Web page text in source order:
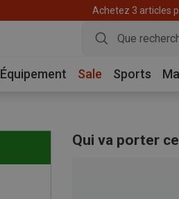
Achetez 3 articles
Équipement Sale Sports
Qui va porter